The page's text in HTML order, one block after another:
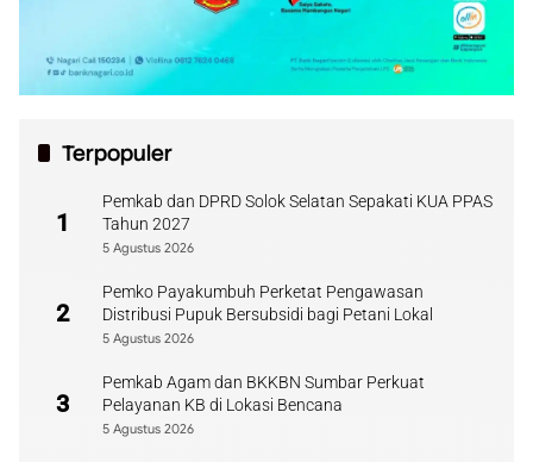
Terpopuler
1
Pemkab dan DPRD Solok Selatan Sepakati KUA PPAS
Tahun 2027
5 Agustus 2026
2
Pemko Payakumbuh Perketat Pengawasan
Distribusi Pupuk Bersubsidi bagi Petani Lokal
5 Agustus 2026
3
Pemkab Agam dan BKKBN Sumbar Perkuat
Pelayanan KB di Lokasi Bencana
5 Agustus 2026